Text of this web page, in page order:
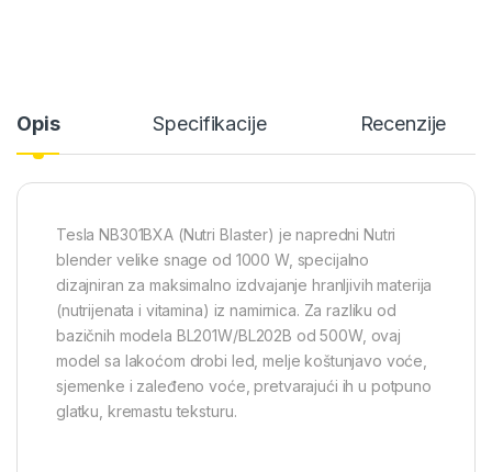
Opis Specifikacije Recenzije
Tesla NB301BXA (Nutri Blaster) je napredni Nutri
blender velike snage od 1000 W, specijalno
dizajniran za maksimalno izdvajanje hranljivih materija
(nutrijenata i vitamina) iz namirnica. Za razliku od
bazičnih modela BL201W/BL202B od 500W, ovaj
model sa lakoćom drobi led, melje koštunjavo voće,
sjemenke i zaleđeno voće, pretvarajući ih u potpuno
glatku, kremastu teksturu.